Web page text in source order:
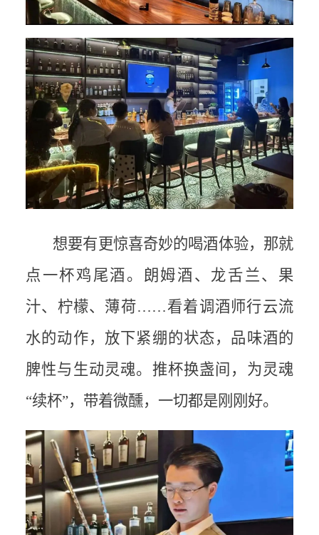
想要有更惊喜奇妙的喝酒体验，那就
点一杯鸡尾酒。朗姆酒、龙舌兰、果
汁、柠檬、薄荷……看着调酒师行云流
水的动作，放下紧绷的状态，品味酒的
脾性与生动灵魂。推杯换盏间，为灵魂
“续杯”，带着微醺，一切都是刚刚好。